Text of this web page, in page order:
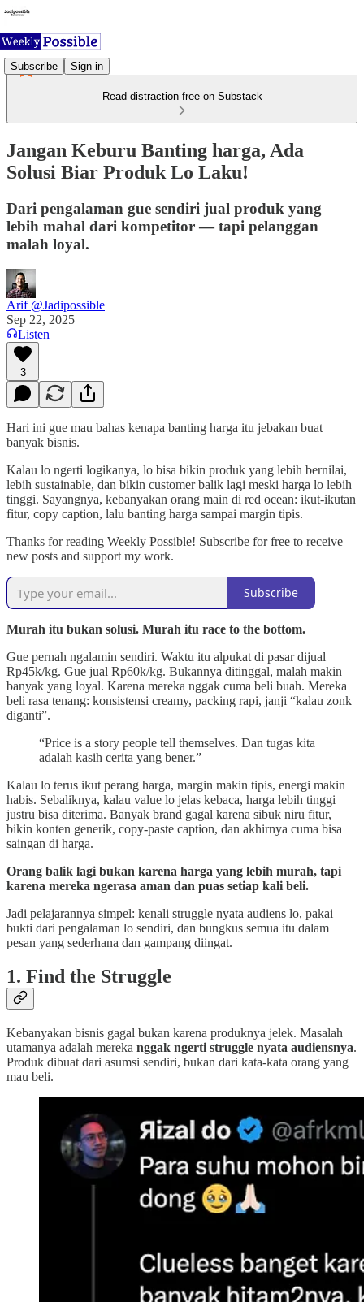
Subscribe Sign in
Read distraction-free on Substack
Jangan Keburu Banting harga, Ada
Solusi Biar Produk Lo Laku!
Dari pengalaman gue sendiri jual produk yang
lebih mahal dari kompetitor — tapi pelanggan
malah loyal.
Arif @Jadipossible
Sep 22, 2025
Listen
3
Hari ini gue mau bahas kenapa banting harga itu jebakan buat
banyak bisnis.
Kalau lo ngerti logikanya, lo bisa bikin produk yang lebih bernilai,
lebih sustainable, dan bikin customer balik lagi meski harga lo lebih
tinggi. Sayangnya, kebanyakan orang main di red ocean: ikut-ikutan
fitur, copy caption, lalu banting harga sampai margin tipis.
Thanks for reading Weekly Possible! Subscribe for free to receive
new posts and support my work.
Subscribe
Murah itu bukan solusi. Murah itu race to the bottom.
Gue pernah ngalamin sendiri. Waktu itu alpukat di pasar dijual
Rp45k/kg. Gue jual Rp60k/kg. Bukannya ditinggal, malah makin
banyak yang loyal. Karena mereka nggak cuma beli buah. Mereka
beli rasa tenang: konsistensi creamy, packing rapi, janji “kalau zonk
diganti”.
“Price is a story people tell themselves. Dan tugas kita
adalah kasih cerita yang bener.”
Kalau lo terus ikut perang harga, margin makin tipis, energi makin
habis. Sebaliknya, kalau value lo jelas kebaca, harga lebih tinggi
justru bisa diterima. Banyak brand gagal karena sibuk niru fitur,
bikin konten generik, copy-paste caption, dan akhirnya cuma bisa
saingan di harga.
Orang balik lagi bukan karena harga yang lebih murah, tapi
karena mereka ngerasa aman dan puas setiap kali beli.
Jadi pelajarannya simpel: kenali struggle nyata audiens lo, pakai
bukti dari pengalaman lo sendiri, dan bungkus semua itu dalam
pesan yang sederhana dan gampang diingat.
1. Find the Struggle
Kebanyakan bisnis gagal bukan karena produknya jelek. Masalah
utamanya adalah mereka nggak ngerti struggle nyata audiensnya.
Produk dibuat dari asumsi sendiri, bukan dari kata-kata orang yang
mau beli.